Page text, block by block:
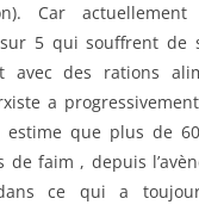
Car
sur 5 qui souffrent
des rations
a
estime que plus de
de faim , depuis
ce qui a